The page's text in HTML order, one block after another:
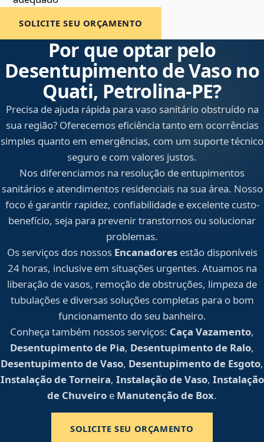
SOLICITE SEU ORÇAMENTO
Por que optar pelo
Desentupimento de Vaso no
Quati, Petrolina‑PE?
Precisa de ajuda rápida para vaso sanitário obstruído na
sua região? Oferecemos eficiência tanto em ocorrências
simples quanto em emergências, com um suporte técnico
seguro e com valores justos.
Nos diferenciamos na resolução de entupimentos
sanitários e atendimentos residenciais na sua área. Nosso
foco é garantir rapidez, confiabilidade e excelente custo-
benefício, seja para prevenir transtornos ou solucionar
problemas.
Os serviços dos nossos Encanadoresestão disponíveis
24 horas, inclusive em situações urgentes. Atuamos na
liberação de vasos, remoção de obstruções, limpeza de
tubulações e diversas soluções completas para o bom
funcionamento do seu banheiro.
Conheça também nossos serviços: Caça Vazamento,
Desentupimento de Pia, Desentupimento de Ralo,
Desentupimento de Vaso, Desentupimento de Esgoto,
Instalação de Torneira, Instalação de Vaso, Instalação
de Chuveiro e Manutenção de Box.
SOLICITE SEU ORÇAMENTO